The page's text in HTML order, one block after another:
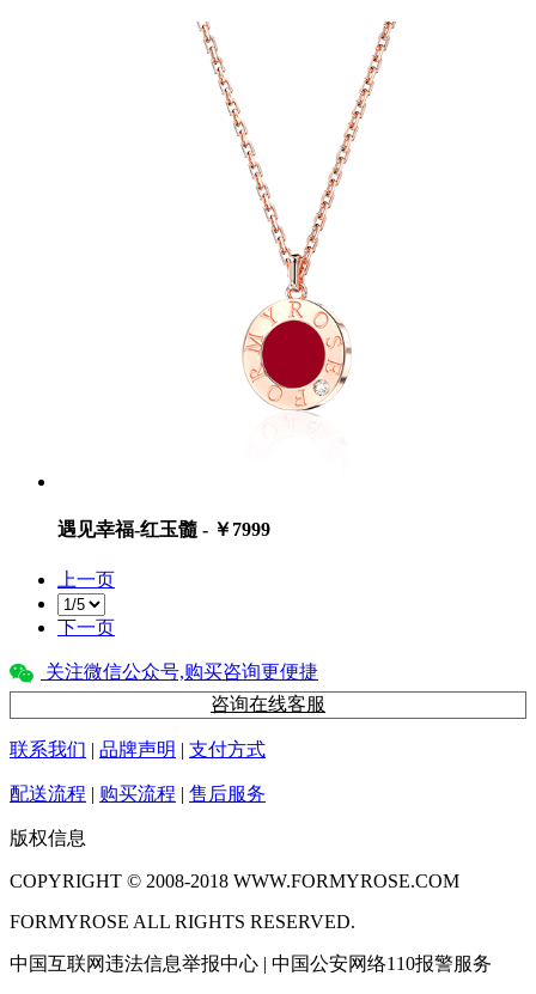
遇见幸福-红玉髓 - ￥7999
上一页
下一页
关注微信公众号,购买咨询更便捷
咨询在线客服
联系我们 | 品牌声明 | 支付方式
配送流程 | 购买流程 | 售后服务
版权信息
COPYRIGHT © 2008-2018 WWW.FORMYROSE.COM
FORMYROSE ALL RIGHTS RESERVED.
中国互联网违法信息举报中心 | 中国公安网络110报警服务